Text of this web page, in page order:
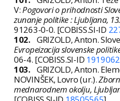
V:Pogovori o prihodnosti
zunanje politike : Ljubljana,
91263-0-0. [COBISS.SI-ID
102. GRIZOLD, Anton.
Evropeizacija slovenske
06-4. [COBISS.SI-ID
103. GRIZOLD, Anton.
NOVINŠEK, Lovro (ur.).
mednarodnem okolju,